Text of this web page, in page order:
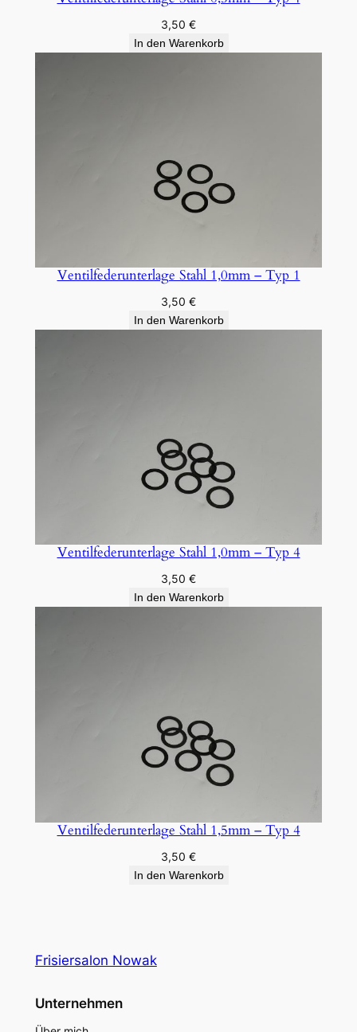
3,50 €
In den Warenkorb
Ventilfederunterlage Stahl 1,0mm – Typ 1
3,50 €
In den Warenkorb
Ventilfederunterlage Stahl 1,0mm – Typ 4
3,50 €
In den Warenkorb
Ventilfederunterlage Stahl 1,5mm – Typ 4
3,50 €
In den Warenkorb
Frisiersalon Nowak
Unternehmen